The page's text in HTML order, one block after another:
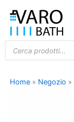
contenuto
Products
search
Home » Negozio »